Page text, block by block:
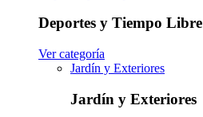
Deportes y Tiempo Libre
Ver categoría
Jardín y Exteriores
Jardín y Exteriores